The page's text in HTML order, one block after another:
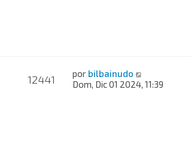
12441 por bilbainudo
Dom, Dic 01 2024, 11:39